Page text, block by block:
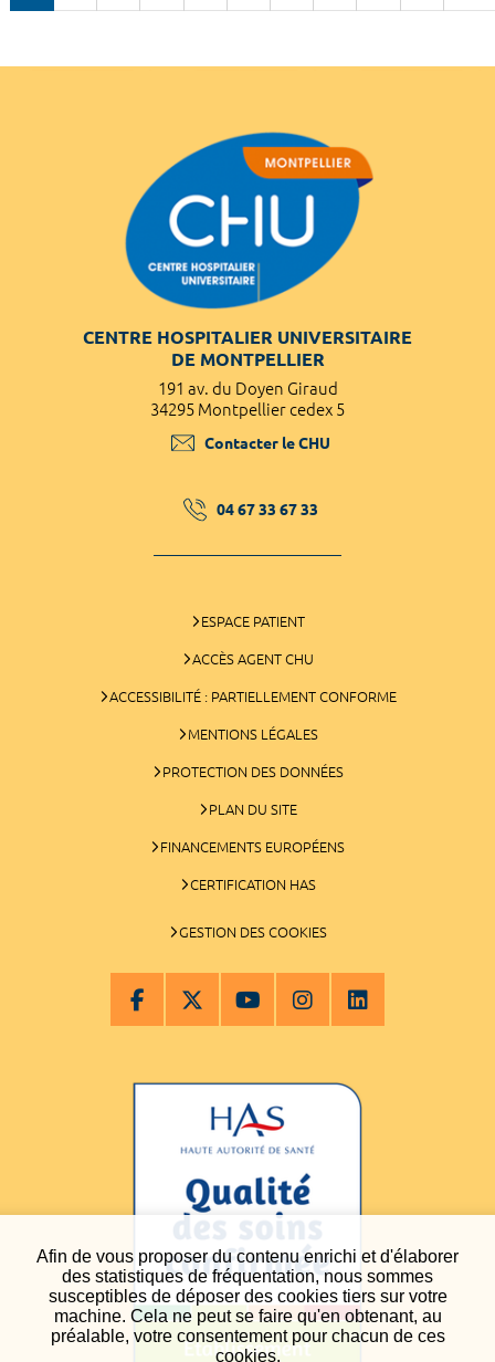
Afin de vous proposer du contenu enrichi et d'élaborer
des statistiques de fréquentation, nous sommes
susceptibles de déposer des cookies tiers sur votre
machine. Cela ne peut se faire qu'en obtenant, au
préalable, votre consentement pour chacun de ces
cookies.
CENTRE HOSPITALIER UNIVERSITAIRE
DE MONTPELLIER
191 av. du Doyen Giraud
34295 Montpellier cedex 5
Contacter le CHU
04 67 33 67 33
ESPACE PATIENT
ACCÈS AGENT CHU
ACCESSIBILITÉ : PARTIELLEMENT CONFORME
MENTIONS LÉGALES
PROTECTION DES DONNÉES
PLAN DU SITE
FINANCEMENTS EUROPÉENS
CERTIFICATION HAS
GESTION DES COOKIES